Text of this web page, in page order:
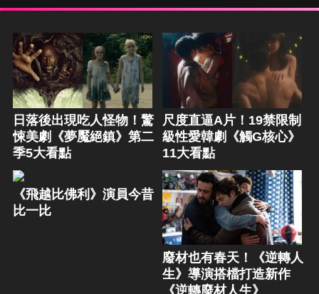
日落後出現吃人怪物！驚
悚美劇《夢魘絕鎮》第二
季5大看點
尺度直逼A片！19禁限制
級性愛韓劇《觸G核心》
11大看點
《飛越比佛利》演員今昔
比一比
廢材也有春天！《逆轉人
生》導演搭檔打造新作
《逆轉廢材人生》